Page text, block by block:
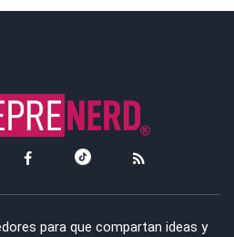
para que compartan ideas y